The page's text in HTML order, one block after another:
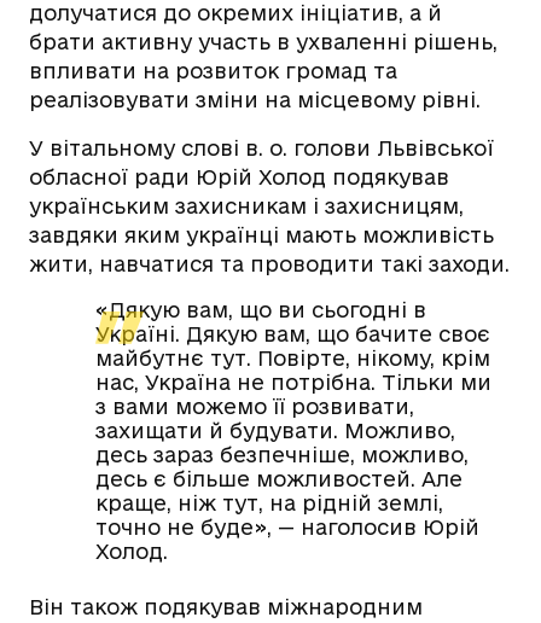
долучатися до окремих ініціатив, а й
брати активну участь в ухваленні рішень,
впливати на розвиток громад та
реалізовувати зміни на місцевому рівні.
У вітальному слові в. о. голови Львівської
обласної ради Юрій Холод подякував
українським захисникам і захисницям,
завдяки яким українці мають можливість
жити, навчатися та проводити такі заходи.
«Дякую вам, що ви сьогодні в
Україні. Дякую вам, що бачите своє
майбутнє тут. Повірте, нікому, крім
нас, Україна не потрібна. Тільки ми
з вами можемо її розвивати,
захищати й будувати. Можливо,
десь зараз безпечніше, можливо,
десь є більше можливостей. Але
краще, ніж тут, на рідній землі,
точно не буде», — наголосив Юрій
Холод.
Він також подякував міжнародним